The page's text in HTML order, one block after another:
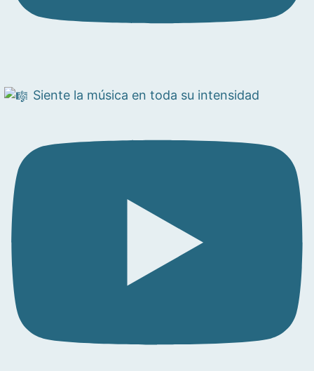
Siente la música en toda su intensidad